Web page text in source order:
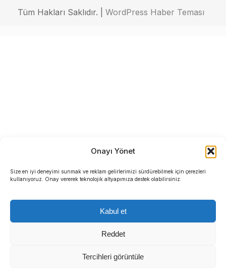
Onayı Yönet
Size en iyi deneyimi sunmak ve reklam gelirlerimizi sürdürebilmek için çerezleri
kullanıyoruz. Onay vererek teknolojik altyapımıza destek olabilirsiniz.
Kabul et
Reddet
Tercihleri görüntüle
Tüm Hakları Saklıdır. | WordPress Haber Teması